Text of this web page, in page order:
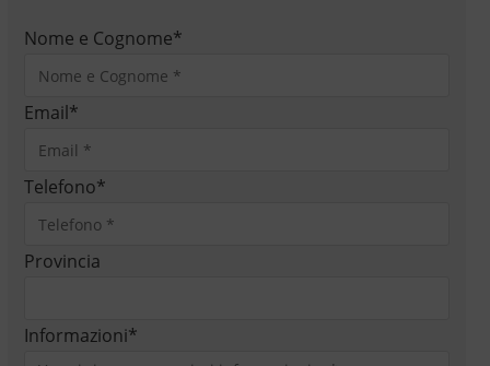
Nome e Cognome*
Email*
Telefono*
Provincia
Informazioni*